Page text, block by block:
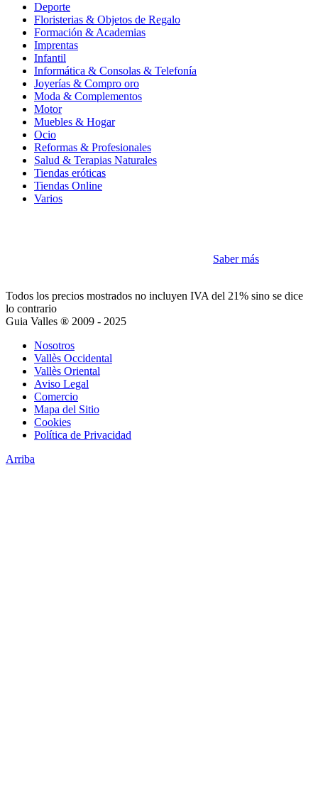
Deporte
Floristerias & Objetos de Regalo
Formación & Academias
Imprentas
Infantil
Informática & Consolas & Telefonía
Joyerías & Compro oro
Moda & Complementos
Motor
Muebles & Hogar
Ocio
Reformas & Profesionales
Salud & Terapias Naturales
Tiendas eróticas
Tiendas Online
Varios
Saber más
Todos los precios mostrados no incluyen IVA del 21% sino se dice
lo contrario
Guia Valles ® 2009 - 2025
Nosotros
Vallès Occidental
Vallès Oriental
Aviso Legal
Comercio
Mapa del Sitio
Cookies
Política de Privacidad
Arriba